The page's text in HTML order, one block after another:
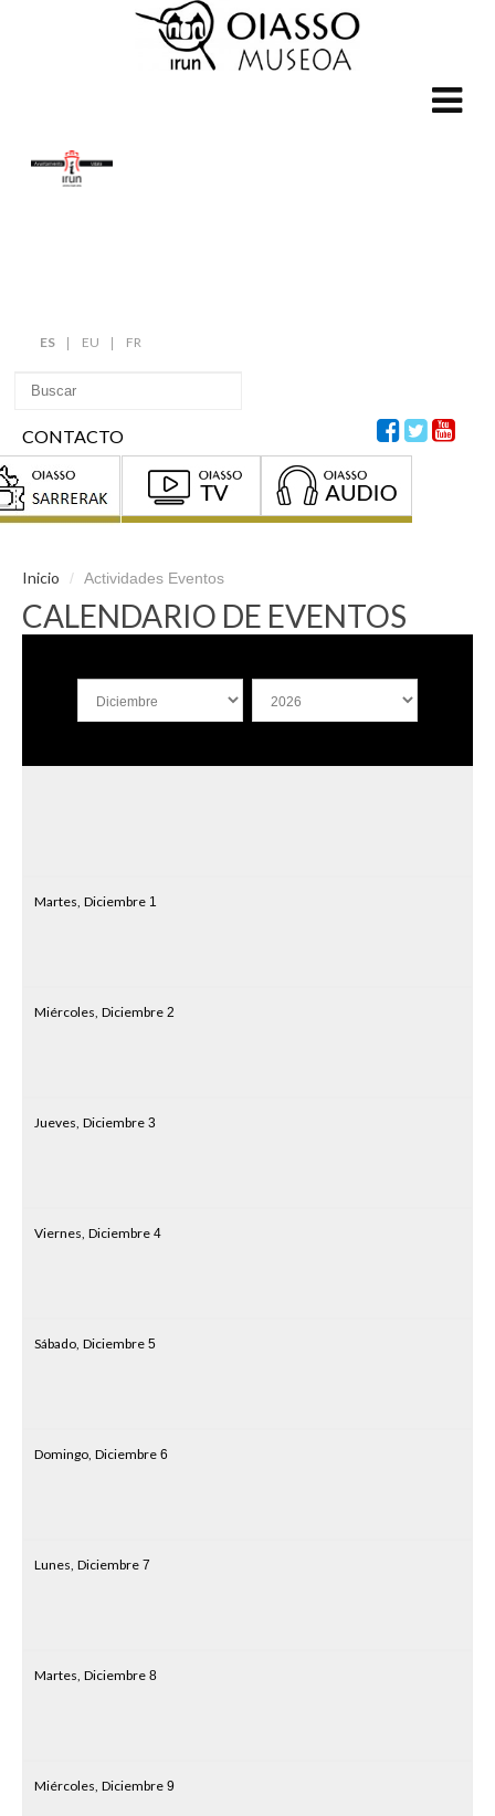
ES EU FR
CONTACTO
Inicio / Actividades Eventos
CALENDARIO DE EVENTOS
Martes, Diciembre 1
Miércoles, Diciembre 2
Jueves, Diciembre 3
Viernes, Diciembre 4
Sábado, Diciembre 5
Domingo, Diciembre 6
Lunes, Diciembre 7
Martes, Diciembre 8
Miércoles, Diciembre 9